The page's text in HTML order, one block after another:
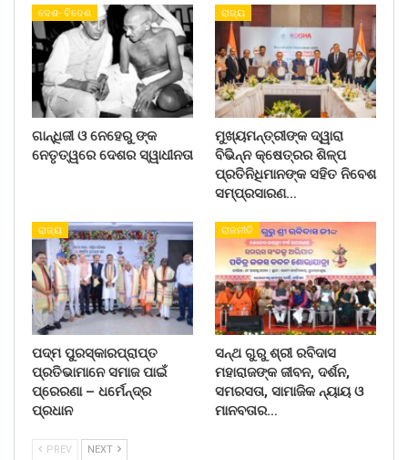
ଦେଶ- ବିଦେଶ
ଗାନ୍ଧିଜୀ ଓ ନେହେରୁ ଙ୍କ
ନେତୃତ୍ୱରେ ଦେଶର ସ୍ୱାଧୀନତା
ରାଜ୍ୟ
ମୁଖ୍ୟମନ୍ତ୍ରୀଙ୍କ ଦ୍ୱାରା
ବିଭିନ୍ନ କ୍ଷେତ୍ରର ଶିଳ୍ପ
ପ୍ରତିନିଧିମାନଙ୍କ ସହିତ ନିବେଶ
ସମ୍ପ୍ରସାରଣ…
ରାଜ୍ୟ
ପଦ୍ମ ପୁରସ୍କାରପ୍ରାପ୍ତ
ପ୍ରତିଭାମାନେ ସମାଜ ପାଇଁ
ପ୍ରେରଣା – ଧର୍ମେନ୍ଦ୍ର
ପ୍ରଧାନ
ରାଜନୀତି
ସନ୍ଥ ଗୁରୁ ଶ୍ରୀ ରବିଦାସ
ମହାରାଜଙ୍କ ଜୀବନ, ଦର୍ଶନ,
ସମରସତା, ସାମାଜିକ ନ୍ୟାୟ ଓ
ମାନବତାର…
PREV NEXT